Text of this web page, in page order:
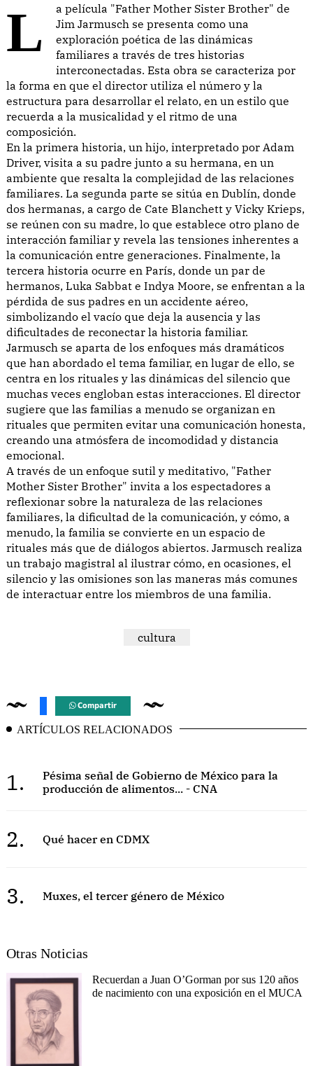
La película "Father Mother Sister Brother" de
Jim Jarmusch se presenta como una
exploración poética de las dinámicas
familiares a través de tres historias
interconectadas. Esta obra se caracteriza por
la forma en que el director utiliza el número y la
estructura para desarrollar el relato, en un estilo que
recuerda a la musicalidad y el ritmo de una
composición.
En la primera historia, un hijo, interpretado por Adam
Driver, visita a su padre junto a su hermana, en un
ambiente que resalta la complejidad de las relaciones
familiares. La segunda parte se sitúa en Dublín, donde
dos hermanas, a cargo de Cate Blanchett y Vicky Krieps,
se reúnen con su madre, lo que establece otro plano de
interacción familiar y revela las tensiones inherentes a
la comunicación entre generaciones. Finalmente, la
tercera historia ocurre en París, donde un par de
hermanos, Luka Sabbat e Indya Moore, se enfrentan a la
pérdida de sus padres en un accidente aéreo,
simbolizando el vacío que deja la ausencia y las
dificultades de reconectar la historia familiar.
Jarmusch se aparta de los enfoques más dramáticos
que han abordado el tema familiar, en lugar de ello, se
centra en los rituales y las dinámicas del silencio que
muchas veces engloban estas interacciones. El director
sugiere que las familias a menudo se organizan en
rituales que permiten evitar una comunicación honesta,
creando una atmósfera de incomodidad y distancia
emocional.
A través de un enfoque sutil y meditativo, "Father
Mother Sister Brother" invita a los espectadores a
reflexionar sobre la naturaleza de las relaciones
familiares, la dificultad de la comunicación, y cómo, a
menudo, la familia se convierte en un espacio de
rituales más que de diálogos abiertos. Jarmusch realiza
un trabajo magistral al ilustrar cómo, en ocasiones, el
silencio y las omisiones son las maneras más comunes
de interactuar entre los miembros de una familia.
cultura
Compartir
ARTÍCULOS RELACIONADOS
1.
Pésima señal de Gobierno de México para la
producción de alimentos... - CNA
2. Qué hacer en CDMX
3. Muxes, el tercer género de México
Otras Noticias
Recuerdan a Juan O’Gorman por sus 120 años
de nacimiento con una exposición en el MUCA